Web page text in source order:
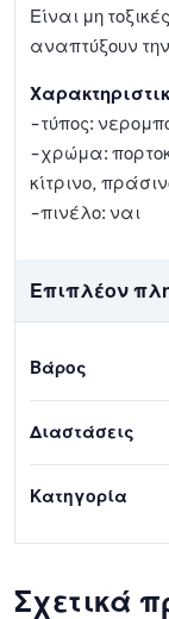
Είναι μη
αναπτύξουν
-τύπος:
-χρώμα:
κίτρινο,
-πινέλο: ναι
Επιπλέον
Βάρος
Διαστάσεις
Κατηγορία
Σχετικά